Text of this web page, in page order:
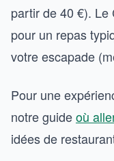
partir de 40 €). Le
pour un repas
votre escapade
Pour une
notre guideoù
idées de